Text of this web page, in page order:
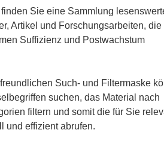
Sie eine Sammlung
Artikel und Forschungsarbeiten, die
Suffizienz und Postwachstum
Such- und Filtermaske
suchen, das Material nach
filtern und somit die für Sie
und effizient abrufen.